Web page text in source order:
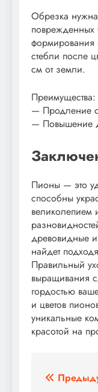
Обрезка
поврежденных
формирования
стебли после
см от земли.
Преимущества:
— Продление
— Повышение
Пионы — это
способны
великолепием
древовидные
найдет
Правильный
выращивания
гордостью
и цветов
уникальные
красотой на